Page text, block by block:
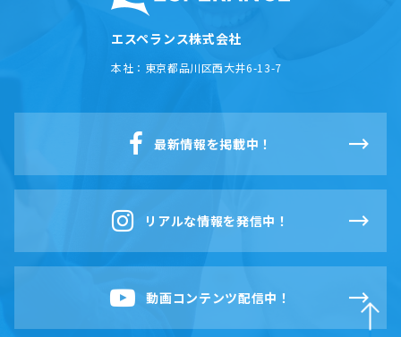
エスペランス株式会社
本社： 東京都品川区西大井6-13-7
最新情報を掲載中！
リアルな情報を発信中！
動画コンテンツ配信中！